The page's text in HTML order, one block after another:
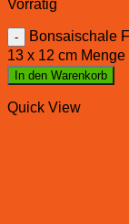
Vorrätig
Bonsaischale
13 x 12 cm Menge
In den Warenkorb
Quick View